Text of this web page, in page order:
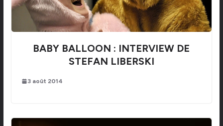
BABY BALLOON : INTERVIEW DE
STEFAN LIBERSKI
3 août 2014